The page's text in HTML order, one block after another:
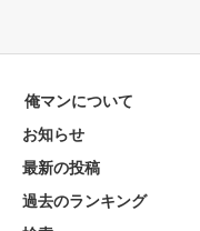
俺マンについて
お知らせ
最新の投稿
過去のランキング